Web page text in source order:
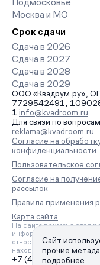
Подмосковье
Москва и МО
Срок сдачи
Сдача в 2026
Сдача в 2027
Сдача в 2028
Сдача в 2029
ООО «Квадрум.ру»,
7729542491, 109028,
1 info@kvadroom.ru
Для связи по
reklama@kvadroom.ru
Согласие на
конфиденциальности
Пользовательское
Согласие на
рассылок
Правила применения
Карта сайта
На сайте применяются
информации на основе
относящихся к
находящихся на
+7 (495) 157-88-80
Сайт
прочие
подробнее